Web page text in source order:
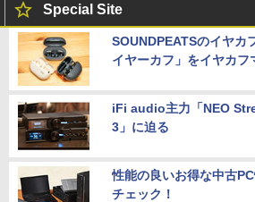
Special Site
SOUNDPEATSのイヤカ
イヤーカフ」をイヤカフ
iFi audio主力「NEO
3」に迫る
性能の良いお得な中古
チェック！